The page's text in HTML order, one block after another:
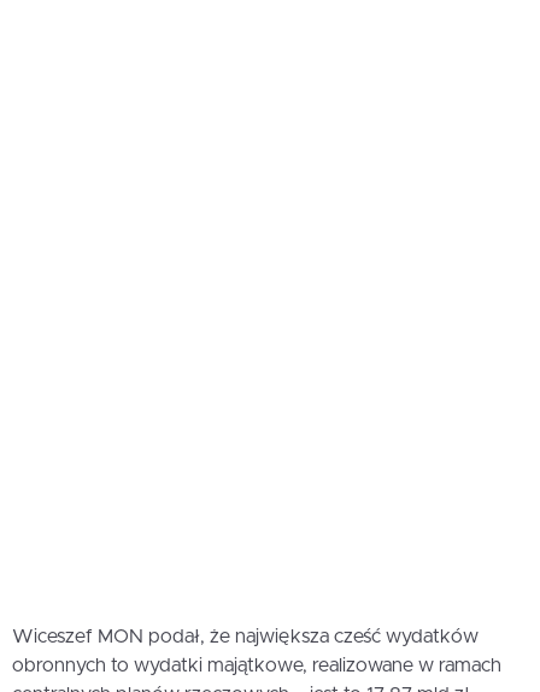
Wiceszef MON podał, że największa cześć wydatków
obronnych to wydatki majątkowe, realizowane w ramach